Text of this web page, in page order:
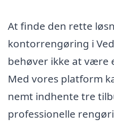
At finde den rette
kontorrengøring i
behøver ikke at være
Med vores platform
nemt indhente tre
professionelle